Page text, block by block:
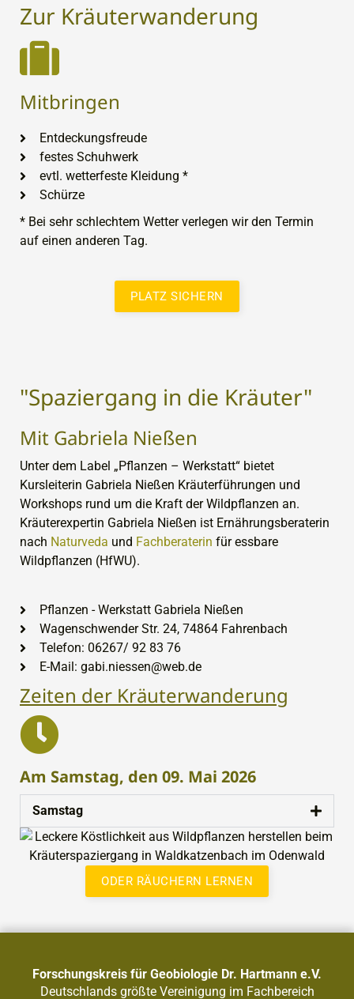
Zur Kräuterwanderung
Mitbringen
Entdeckungsfreude
festes Schuhwerk
evtl. wetterfeste Kleidung *
Schürze
* Bei sehr schlechtem Wetter verlegen wir den Termin
auf einen anderen Tag.
PLATZ SICHERN
"Spaziergang in die Kräuter"
Mit Gabriela Nießen
Unter dem Label „Pflanzen – Werkstatt“ bietet
Kursleiterin Gabriela Nießen Kräuterführungen und
Workshops rund um die Kraft der Wildpflanzen an.
Kräuterexpertin Gabriela Nießen ist Ernährungsberaterin
nach Naturveda und Fachberaterin für essbare
Wildpflanzen (HfWU).
Pflanzen - Werkstatt Gabriela Nießen
Wagenschwender Str. 24, 74864 Fahrenbach
Telefon: 06267/ 92 83 76
E-Mail: gabi.niessen@web.de
Zeiten der Kräuterwanderung
Am Samstag, den 09. Mai 2026
Samstag
ODER RÄUCHERN LERNEN
Forschungskreis für Geobiologie Dr. Hartmann e.V.
Deutschlands größte Vereinigung im Fachbereich